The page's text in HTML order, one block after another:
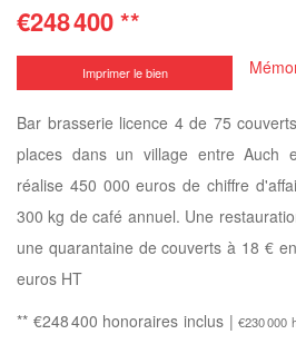
€248 400**
Imprimer le bien
Bar brasserie licence 4 de 75
places dans un village entre Auch
réalise 450 000 euros de chiffre
300 kg de café annuel. Une
une quarantaine de couverts à 18 €
euros HT
** €248 400 honoraires inclus |€230 000